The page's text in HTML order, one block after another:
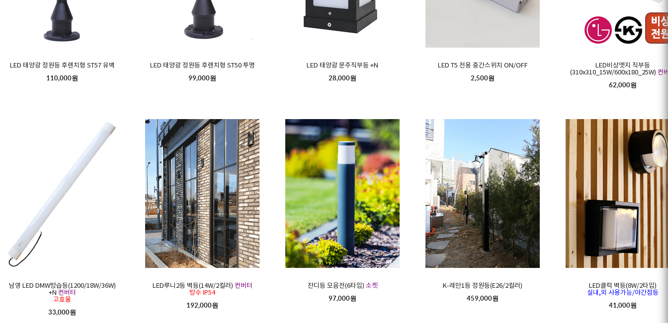
LED 태양광 정원등 후렌치형 ST57 유백
110,000원
LED 태양광 정원등 후렌치형 ST50 투명
99,000원
LED 태양광 문주직부등 +N
28,000원
LED T5 전용 중간스위치 ON/OFF
2,500원
LED비상엣지 직부등
(310x310_15W/600x180_25W) 컨
62,000원
남영 LED DMW방습등(1200/18W/36W)
+N 컨버터
고효율
33,000원
LED루니2등 벽등(14W/2컬러) 컨버터
방수 IP54
192,000원
잔디등 모음전(6타입) 소켓
97,000원
K-레만1등 정원등(E26/2컬러)
459,000원
LED클럭 벽등(8W/2타입)
실내,외 사용가능/야간점등
41,000원